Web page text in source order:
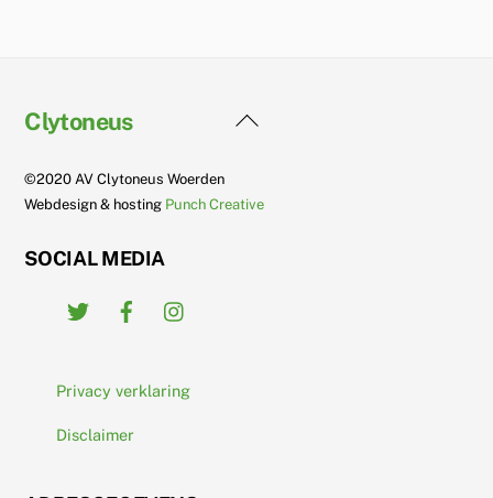
Back
Clytoneus
©2020 AV Clytoneus Woerden
Webdesign & hosting Punch Creative
SOCIAL MEDIA
Twitter
Privacy verklaring
Disclaimer